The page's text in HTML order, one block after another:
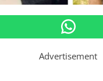
Advertisement